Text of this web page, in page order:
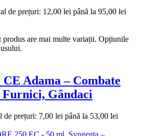
de prețuri: 12,00 lei până la 95,00 lei
produs are mai multe variații. Opțiunile
Adama – Combate
Gândaci
de prețuri: 7,00 lei până la 53,00 lei